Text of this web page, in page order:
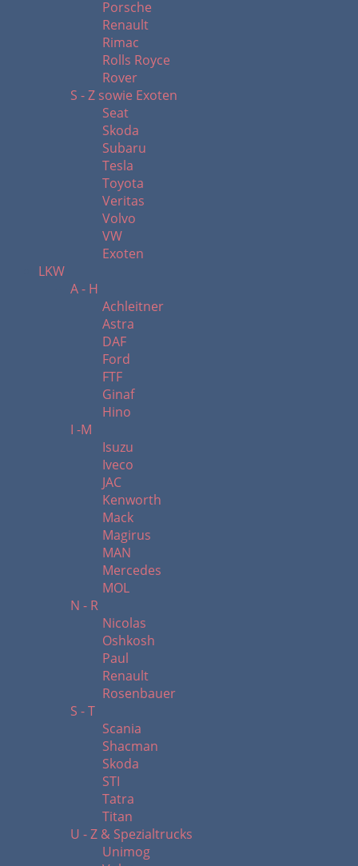
Porsche
Renault
Rimac
Rolls Royce
Rover
S - Z sowie Exoten
Seat
Skoda
Subaru
Tesla
Toyota
Veritas
Volvo
VW
Exoten
LKW
A - H
Achleitner
Astra
DAF
Ford
FTF
Ginaf
Hino
I -M
Isuzu
Iveco
JAC
Kenworth
Mack
Magirus
MAN
Mercedes
MOL
N - R
Nicolas
Oshkosh
Paul
Renault
Rosenbauer
S - T
Scania
Shacman
Skoda
STI
Tatra
Titan
U - Z & Spezialtrucks
Unimog